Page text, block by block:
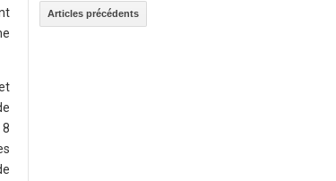
Articles précédents